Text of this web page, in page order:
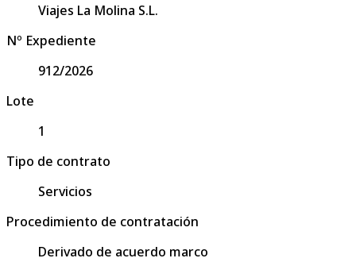
Viajes La Molina S.L.
Nº Expediente
912/2026
Lote
1
Tipo de contrato
Servicios
Procedimiento de contratación
Derivado de acuerdo marco